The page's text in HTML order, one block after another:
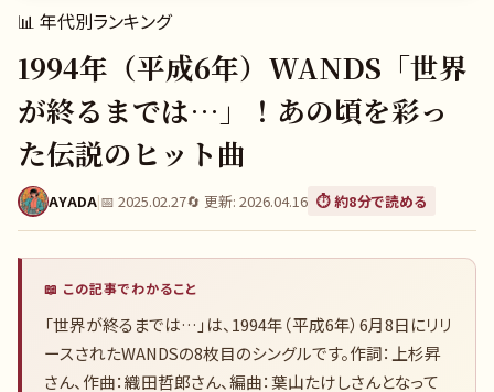
📊 年代別ランキング
1994年（平成6年）WANDS「世界
が終るまでは…」！あの頃を彩っ
た伝説のヒット曲
AYADA|📅 2025.02.27🔄 更新: 2026.04.16 ⏱️ 約8分で読める
📖 この記事でわかること
「世界が終るまでは…」は、1994年（平成6年）6月8日にリリ
ースされたWANDSの8枚目のシングルです。作詞：上杉昇
さん、作曲：織田哲郎さん、編曲：葉山たけしさんとなって